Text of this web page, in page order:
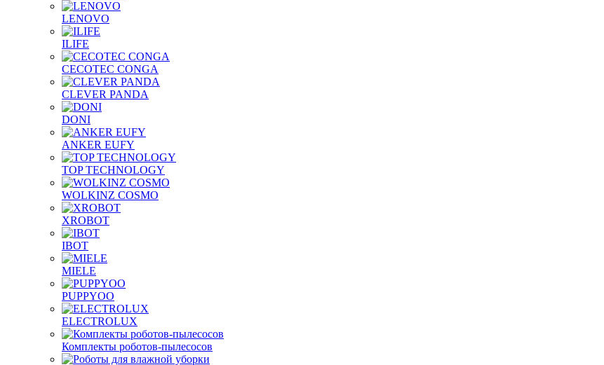
LENOVO
ILIFE
CECOTEC CONGA
CLEVER PANDA
DONI
ANKER EUFY
TOP TECHNOLOGY
WOLKINZ COSMO
XROBOT
IBOT
MIELE
PUPPYOO
ELECTROLUX
Комплекты роботов-пылесосов